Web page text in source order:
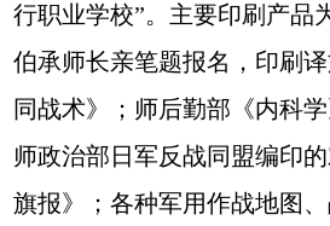
行职业学校”。主要印刷产品
伯承师长亲笔题报名，印刷
同战术》；师后勤部《内科
师政治部日军反战同盟编印
旗报》；各种军用作战地图、